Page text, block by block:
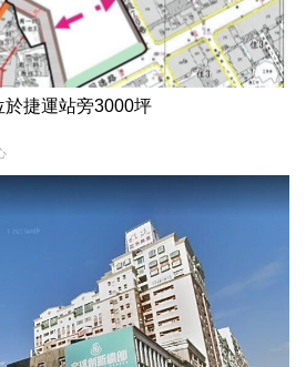
捷運站旁3000坪